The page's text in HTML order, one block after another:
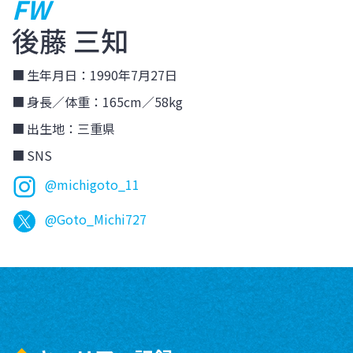
FW
後藤 三知
生年月日：1990年7月27日
身長／体重：165cm／58kg
出生地：三重県
SNS
@michigoto_11
@Goto_Michi727